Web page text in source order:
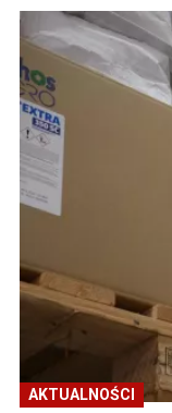
AKTUALNOŚCI